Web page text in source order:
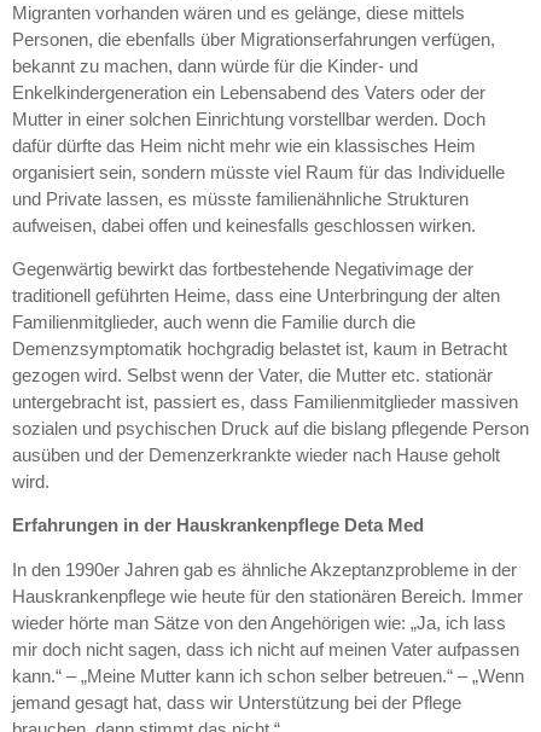
Migranten vorhanden wären und es gelänge, diese mittels
Personen, die ebenfalls über Migrationserfahrungen verfügen,
bekannt zu machen, dann würde für die Kinder- und
Enkelkindergeneration ein Lebensabend des Vaters oder der
Mutter in einer solchen Einrichtung vorstellbar werden. Doch
dafür dürfte das Heim nicht mehr wie ein klassisches Heim
organisiert sein, sondern müsste viel Raum für das Individuelle
und Private lassen, es müsste familienähnliche Strukturen
aufweisen, dabei offen und keinesfalls geschlossen wirken.
Gegenwärtig bewirkt das fortbestehende Negativimage der
traditionell geführten Heime, dass eine Unterbringung der alten
Familienmitglieder, auch wenn die Familie durch die
Demenzsymptomatik hochgradig belastet ist, kaum in Betracht
gezogen wird. Selbst wenn der Vater, die Mutter etc. stationär
untergebracht ist, passiert es, dass Familienmitglieder massiven
sozialen und psychischen Druck auf die bislang pflegende Person
ausüben und der Demenzerkrankte wieder nach Hause geholt
wird.
Erfahrungen in der Hauskrankenpflege Deta Med
In den 1990er Jahren gab es ähnliche Akzeptanzprobleme in der
Hauskrankenpflege wie heute für den stationären Bereich. Immer
wieder hörte man Sätze von den Angehörigen wie: „Ja, ich lass
mir doch nicht sagen, dass ich nicht auf meinen Vater aufpassen
kann.“ – „Meine Mutter kann ich schon selber betreuen.“ – „Wenn
jemand gesagt hat, dass wir Unterstützung bei der Pflege